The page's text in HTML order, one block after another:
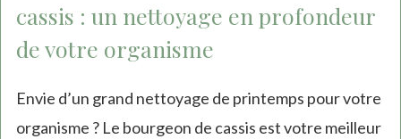
cassis : un nettoyage en profondeur
de votre organisme
Envie d’un grand nettoyage de printemps pour votre
organisme ? Le bourgeon de cassis est votre meilleur